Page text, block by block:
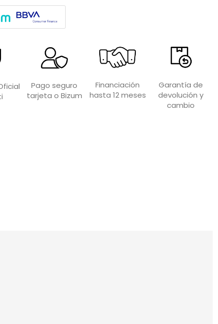
Pago seguro
tarjeta o Bizum
Financiación
hasta 12 meses
Garantía de
devolución y
cambio